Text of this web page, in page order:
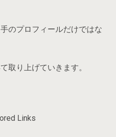
のプロフィールだけではな
取り上げていきます。
Links